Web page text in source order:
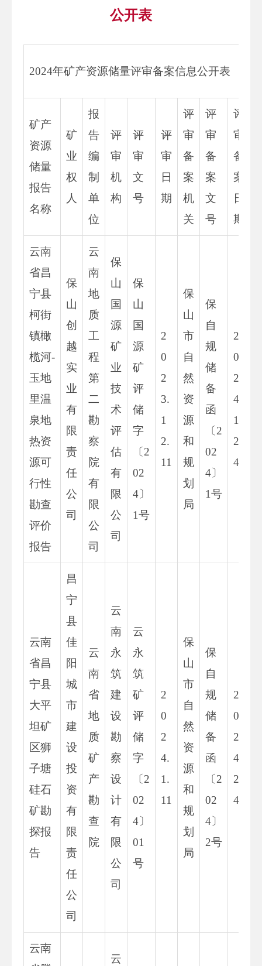
公开表
2024年矿产资源储量评审备案信息公开表
矿产
资源
储量
报告
名称
矿
业
权
人
报
告
编
制
单
位
评
审
机
构
评
审
文
号
评
审
日
期
评
审
备
案
机
关
评
审
备
案
文
号
评
审
备
案
日
期
云南
省昌
宁县
柯街
镇橄
榄河-
玉地
里温
泉地
热资
源可
行性
勘查
评价
报告
保
山
创
越
实
业
有
限
责
任
公
司
云
南
地
质
工
程
第
二
勘
察
院
有
限
公
司
保
山
国
源
矿
业
技
术
评
估
有
限
公
司
保
山
国
源
矿
评
储
字
〔2
02
4〕
1号
2
0
2
3.
1
2.
11
保
山
市
自
然
资
源
和
规
划
局
保
自
规
储
备
函
〔2
02
4〕
1号
2
0
2
4.
1.
2
4
云南
省昌
宁县
大平
坦矿
区狮
子塘
硅石
矿勘
探报
告
昌
宁
县
佳
阳
城
市
建
设
投
资
有
限
责
任
公
司
云
南
省
地
质
矿
产
勘
查
院
云
南
永
筑
建
设
勘
察
设
计
有
限
公
司
云
永
筑
矿
评
储
字
〔2
02
4〕
01
号
2
0
2
4.
1.
11
保
山
市
自
然
资
源
和
规
划
局
保
自
规
储
备
函
〔2
02
4〕
2号
2
0
2
4.
2.
4
云南
云